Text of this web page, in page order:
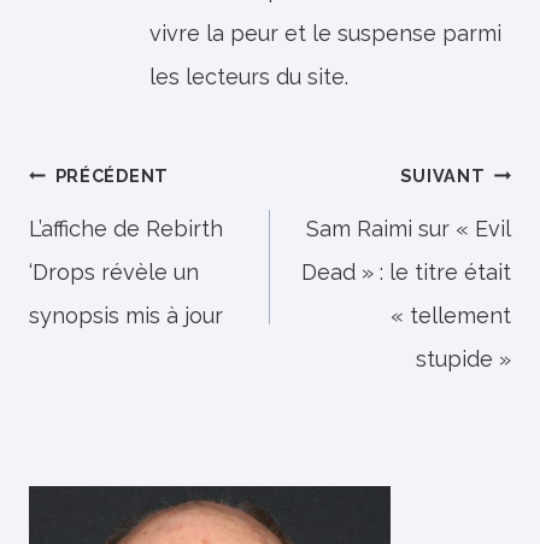
vivre la peur et le suspense parmi
les lecteurs du site.
Navigation
de
l’article
PRÉCÉDENT
L’affiche de Rebirth
‘Drops révèle un
synopsis mis à jour
SUIVANT
Sam Raimi sur « Evil
Dead » : le titre était
« tellement
stupide »